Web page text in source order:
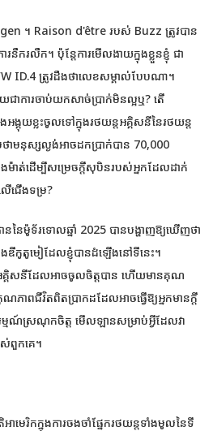
។ Raison d'être របស់ Buzz ត្រូវបាន
ករលឹក។ ប៉ុន្តែ​ការ​មើលងាយ​ក្នុង​ខ្លួន​ខ្ញុំ ជា​
ID.4 ត្រូវ​ដឹង​ថា​លេខ​សម្គាល់​បែប​ណា។
ជា​ការ​ចាប់​យក​សាច់​ប្រាក់​មិន​ល្អ​ឬ? តើ
ង្គុយខ្លះចូលទៅក្នុងរថយន្តអគ្គិសនីនៃរថយន្ត
មនុស្សល្ងង់អាចដកប្រាក់បាន 70,000
ងម៉ាត់ដើម្បីសម្រេចក្តីសុបិនរបស់អ្នកដែលដាក់
ើជើងទម្រ?
ៃម៉ូទ័រទោលឆ្នាំ 2025 បានបង្ហាញឱ្យឃើញថា
ងឌីកូតូមៀដែលខ្ញុំបានដំឡើងនៅទីនេះ។
គ្គិសនី​ដែល​អាច​ចូល​ចិត្ត​បាន ហើយ​មាន​គុណ
ណភាព​ជីវិត​ពិត​ប្រាកដ​ដែល​អាច​ធ្វើ​ឱ្យ​អ្នក​មាន​ក្តី​
ម្មណ៍​ស្រណុក​ចិត្ត មើល​ឡាន​សម្រាប់​អ្វី​ដែល​វា​
ពួកគេ។
ាមេរិកក្នុងការចងចាំផ្នែករថយន្តទាំងមូលនៃទី